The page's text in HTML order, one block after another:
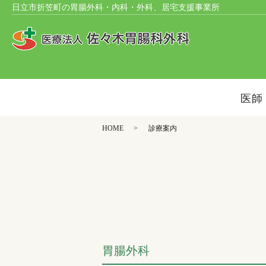
日立市折笠町の胃腸外科・内科・外科、 居宅支援事業所
医
HOME 診療案内
胃腸外科